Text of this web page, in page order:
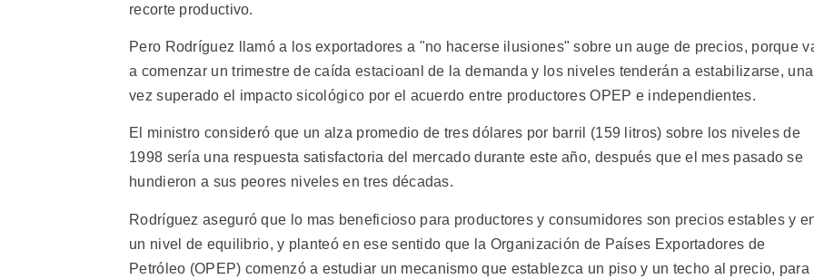
recorte productivo.
Pero Rodríguez llamó a los exportadores a "no hacerse ilusiones" sobre un auge de precios, porque
a comenzar un trimestre de caída estacioanl de la demanda y los niveles tenderán a estabilizarse, una
vez superado el impacto sicológico por el acuerdo entre productores OPEP e independientes.
El ministro consideró que un alza promedio de tres dólares por barril (159 litros) sobre los niveles de
1998 sería una respuesta satisfactoria del mercado durante este año, después que el mes pasado se
hundieron a sus peores niveles en tres décadas.
Rodríguez aseguró que lo mas beneficioso para productores y consumidores son precios estables y
un nivel de equilibrio, y planteó en ese sentido que la Organización de Países Exportadores de
Petróleo (OPEP) comenzó a estudiar un mecanismo que establezca un piso y un techo al precio, para